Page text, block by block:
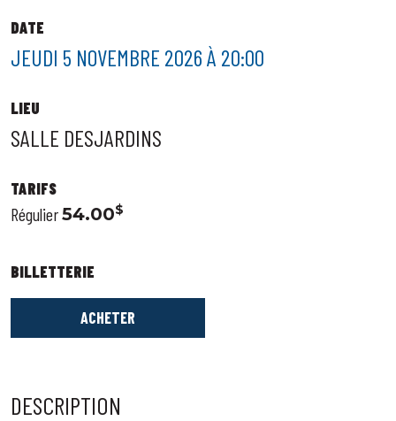
DATE
JEUDI 5 NOVEMBRE 2026 À 20:00
LIEU
SALLE DESJARDINS
TARIFS
Régulier54.00$
BILLETTERIE
ACHETER
DESCRIPTION